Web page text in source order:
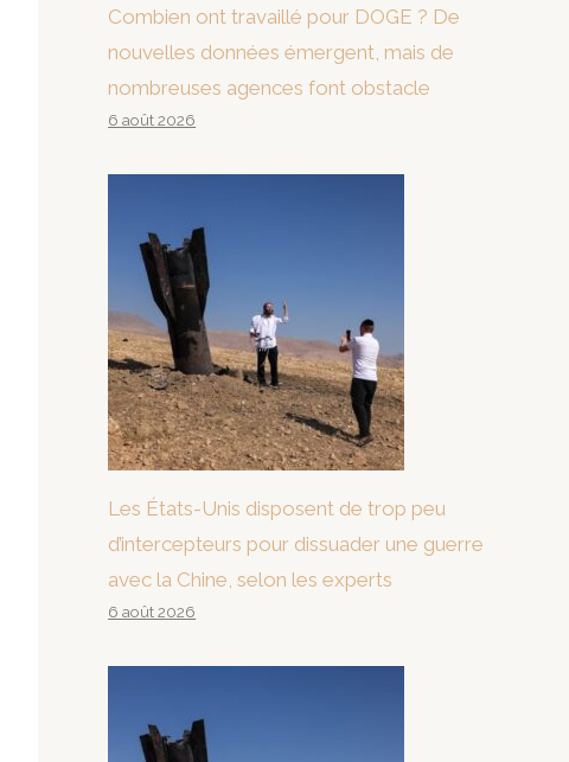
Combien ont travaillé pour DOGE ? De
nouvelles données émergent, mais de
nombreuses agences font obstacle
6 août 2026
Les États-Unis disposent de trop peu
d’intercepteurs pour dissuader une guerre
avec la Chine, selon les experts
6 août 2026